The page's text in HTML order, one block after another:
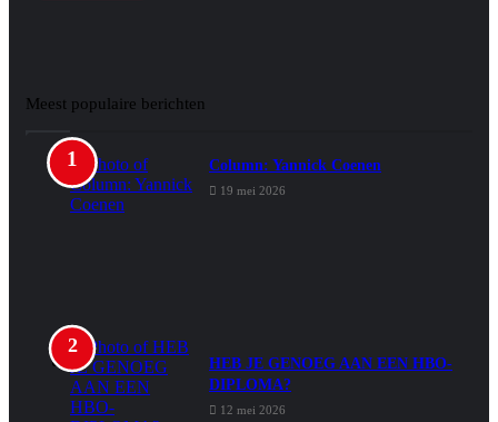
Meest populaire berichten
Column: Yannick Coenen
19 mei 2026
HEB JE GENOEG AAN EEN HBO-
DIPLOMA?
12 mei 2026